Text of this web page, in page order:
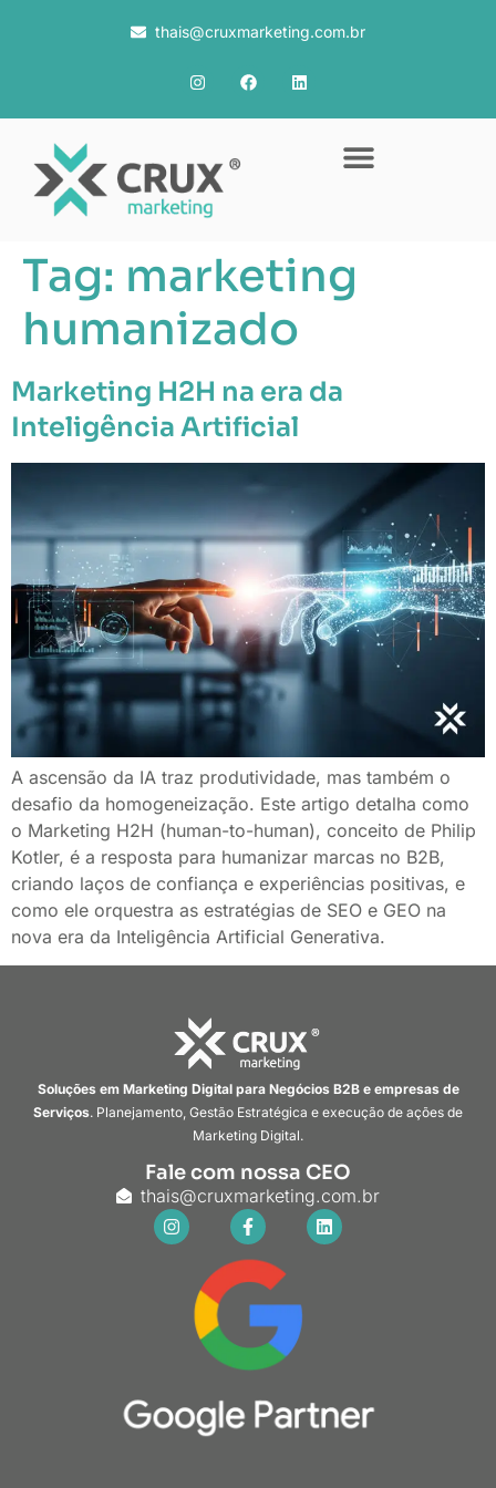
thais@cruxmarketing.com.br
Tag: marketing
humanizado
Marketing H2H na era da
Inteligência Artificial
A ascensão da IA traz produtividade, mas também o
desafio da homogeneização. Este artigo detalha como
o Marketing H2H (human-to-human), conceito de Philip
Kotler, é a resposta para humanizar marcas no B2B,
criando laços de confiança e experiências positivas, e
como ele orquestra as estratégias de SEO e GEO na
nova era da Inteligência Artificial Generativa.
Soluções em Marketing Digital para Negócios B2B e empresas de
Serviços. Planejamento, Gestão Estratégica e execução de ações de
Marketing Digital.
Fale com nossa CEO
thais@cruxmarketing.com.br